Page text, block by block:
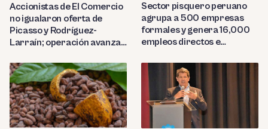
Accionistas de El Comercio
no igualaron oferta de
Picasso y Rodríguez-
Larraín; operación avanza
Sector pisquero peruano
agrupa a 500 empresas
formales y genera 16,000
empleos directos e